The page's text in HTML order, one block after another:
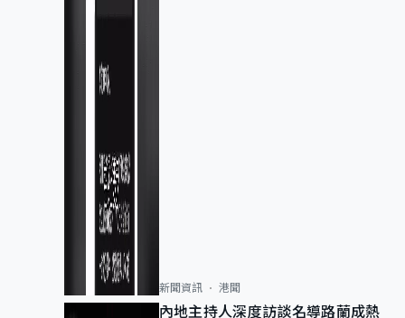
新聞資訊 港聞
內地主持人深度訪談名導路蘭成熱